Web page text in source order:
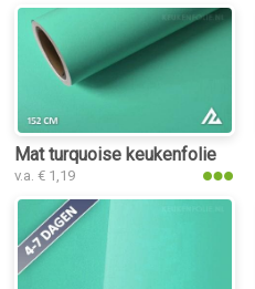
Mat turquoise keukenfolie
v.a. € 1,19